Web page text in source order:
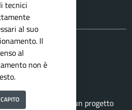
di Velletri è un progetto
tecnici
al suo
Il
al
non è